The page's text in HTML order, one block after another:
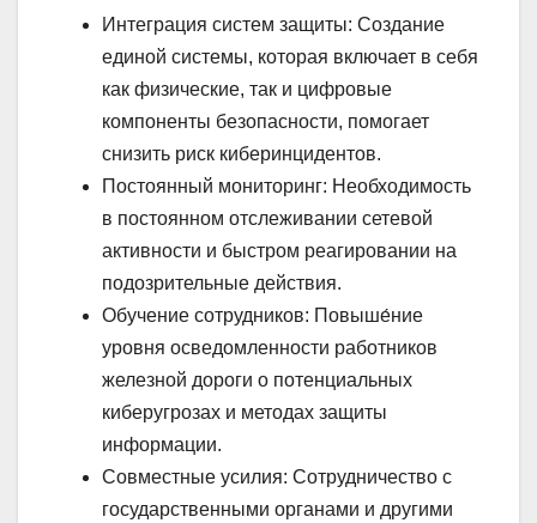
Интеграция систем защиты: Создание
единой системы, которая включает в себя
как физические, так и цифровые
компоненты безопасности, помогает
снизить риск киберинцидентов.
Постоянный мониторинг: Необходимость
в постоянном отслеживании сетевой
активности и быстром реагировании на
подозрительные действия.
Обучение сотрудников: Повыше́ние
уровня осведомленности работников
железной дороги о потенциальных
киберугрозах и методах защиты
информации.
Совместные усилия: Сотрудничество с
государственными органами и другими